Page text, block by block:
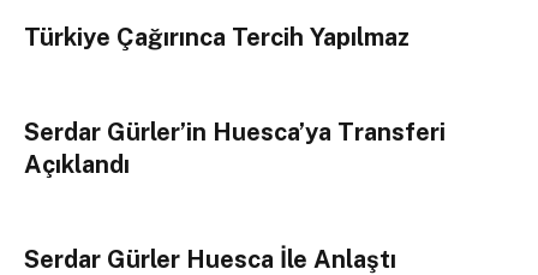
Türkiye Çağırınca Tercih Yapılmaz
Serdar Gürler’in Huesca’ya Transferi
Açıklandı
Serdar Gürler Huesca İle Anlaştı